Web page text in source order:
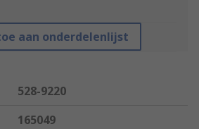
aan onderdelenlijst
528-9220
165049